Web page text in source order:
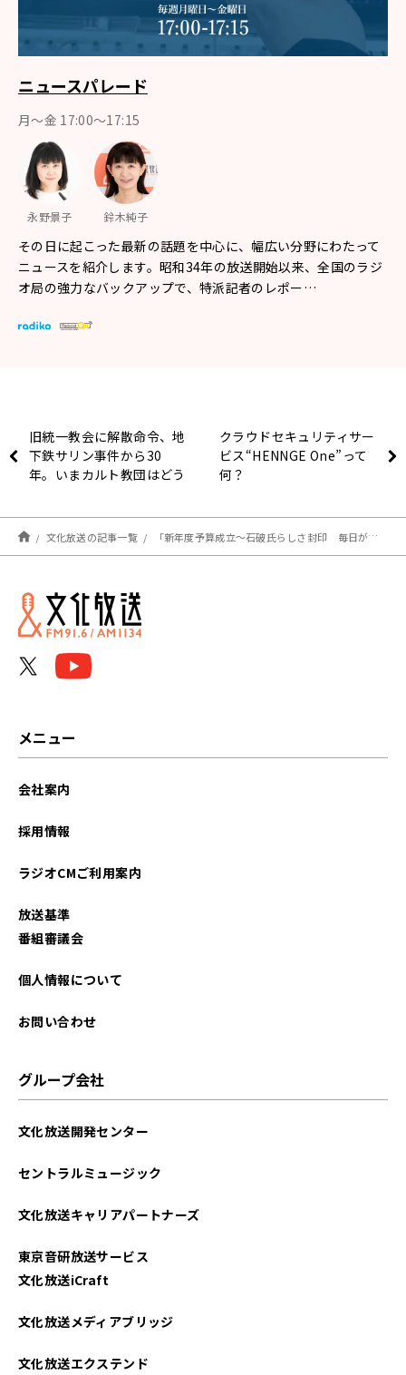
ニュースパレード
月〜金 17:00〜17:15
永野景子 鈴木純子
その日に起こった最新の話題を中心に、幅広い分野にわたって
ニュースを紹介します。昭和34年の放送開始以来、全国のラジ
オ局の強力なバックアップで、特派記者のレポー…
旧統一教会に解散命令、地
下鉄サリン事件から30
年。いまカルト教団はどう
クラウドセキュリティサー
ビス“HENNGE One”って
何？
文化放送の記事一覧 「新年度予算成立～石破氏らしさ封印 毎日ががけっぷちの楽しくない予算審議～」
メニュー
会社案内
採用情報
ラジオCMご利用案内
放送基準
番組審議会
個人情報について
お問い合わせ
グループ会社
文化放送開発センター
セントラルミュージック
文化放送キャリアパートナーズ
東京音研放送サービス
文化放送iCraft
文化放送メディアブリッジ
文化放送エクステンド